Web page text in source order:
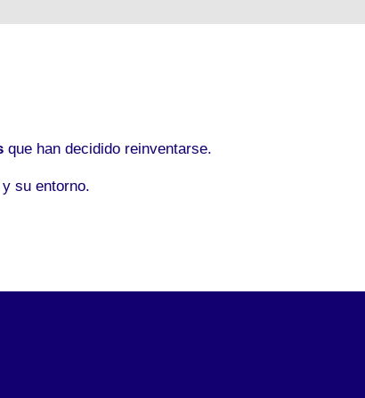
que han decidido reinventarse.
su entorno.